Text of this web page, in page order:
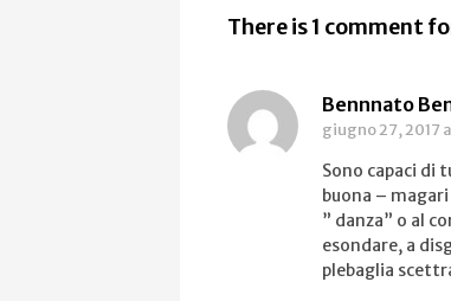
There is 1 comment
Bennnato
giugno 27, 2017
Sono capaci di
buona –
” danza” o al
esondare, a
plebaglia